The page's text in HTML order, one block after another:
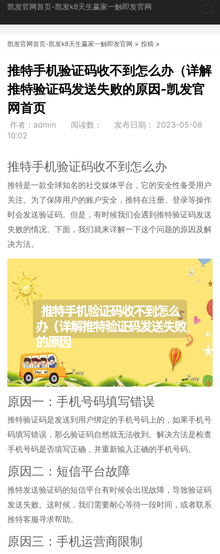
凯发官网首页-凯发k8天生赢家一触即发官网
凯发官网首页-凯发k8天生赢家一触即发官网 > 投稿 >
推特手机验证码收不到怎么办（详解
推特验证码发送失败的原因-凯发官
网首页
作者：admin 阅读数： 发布日期： 2023-05-08
10:02
推特手机验证码收不到怎么办
推特是一款全球知名的社交媒体平台，它的安全性备受用户
关注。为了保障用户的账户安全，推特在注册、登录等操作
时会发送验证码。但是，有时候我们会遇到推特验证码发送
失败的情况。下面，我们就来详解一下这个问题的原因及解
决方法。
原因一：手机号码填写错误
推特验证码是发送到用户绑定的手机号码上的，如果手机号
码填写错误，那么验证码自然就无法收到。解决方法是检查
手机号码是否填写正确，并重新输入正确的手机号码。
原因二：短信平台故障
推特发送验证码的短信平台有时候会出现故障，导致验证码
发送失败。这时候，我们需要耐心等待一段时间，或者联系
推特客服寻求帮助。
原因三：手机运营商限制